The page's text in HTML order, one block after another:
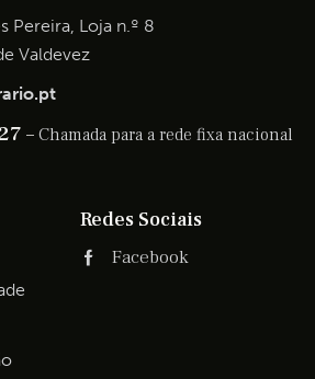
Pereira, Loja n.º 8
Valdevez
– Chamada para a rede fixa nacional
Redes Sociais
Facebook